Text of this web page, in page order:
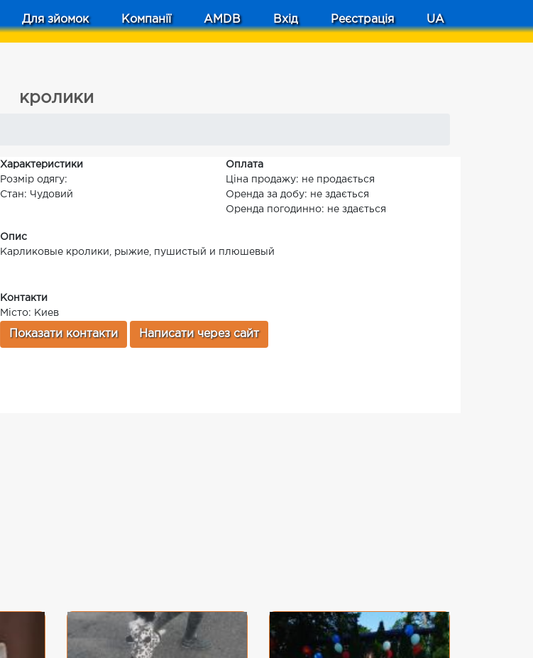
Для зйомок Компанії AMDB Вхід Реєстрація UA
кролики
Характеристики
Розмір одягу:
Стан: Чудовий
Оплата
Ціна продажу: не продається
Оренда за добу: не здається
Оренда погодинно: не здається
Опис
Карликовые кролики, рыжие, пушистый и плюшевый
Контакти
Місто: Киев
Показати контакти Написати через сайт